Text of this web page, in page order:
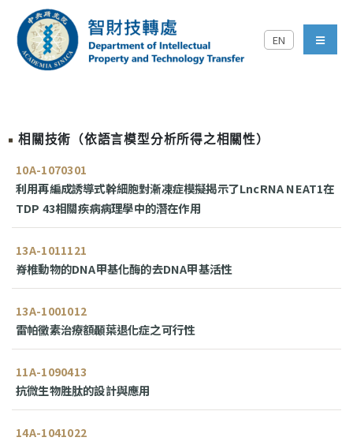
跳到主要內容區塊
中央研究院智財技轉處對
EN
menu
相關技術（依語言模型分析所得之相關性）
10A-1070301
利用再編成誘導式幹細胞對漸凍症模擬揭示了LncRNA NEAT1在
TDP 43相關疾病病理學中的潛在作用
13A-1011121
脊椎動物的DNA甲基化酶的去DNA甲基活性
13A-1001012
雷帕黴素治療額顳葉退化症之可行性
11A-1090413
抗微生物胜肽的設計與應用
14A-1041022